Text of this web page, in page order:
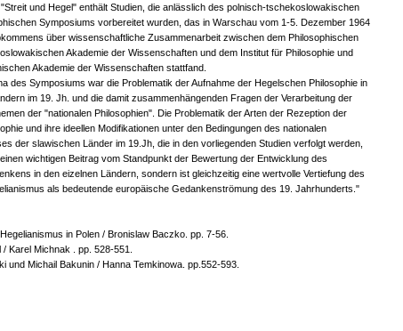
und Hegel" enthält Studien, die anlässlich des polnisch-tschekoslowakischen
Symposiums vorbereitet wurden, das in Warschau vom 1-5. Dezember 1964
über wissenschaftliche Zusammenarbeit zwischen dem Philosophischen
Akademie der Wissenschaften und dem Institut für Philosophie und
Akademie der Wissenschaften stattfand.
des Symposiums war die Problematik der Aufnahme der Hegelschen Philosophie in
im 19. Jh. und die damit zusammenhängenden Fragen der Verarbeitung der
der "nationalen Philosophien". Die Problematik der Arten der Rezeption der
und ihre ideellen Modifikationen unter den Bedingungen des nationalen
der slawischen Länder im 19.Jh, die in den vorliegenden Studien verfolgt werden,
wichtigen Beitrag vom Standpunkt der Bewertung der Entwicklung des
in den eizelnen Ländern, sondern ist gleichzeitig eine wertvolle Vertiefung des
als bedeutende europäische Gedankenströmung des 19. Jahrhunderts."
in Polen / Bronislaw Baczko. pp. 7-56.
Karel Michnak . pp. 528-551.
und Michail Bakunin / Hanna Temkinowa. pp.552-593.